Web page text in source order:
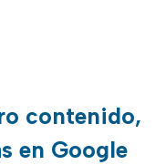
contenido,
en Google